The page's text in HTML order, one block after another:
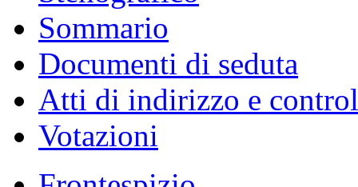
Sommario
Documenti di seduta
Atti di indirizzo e
Votazioni